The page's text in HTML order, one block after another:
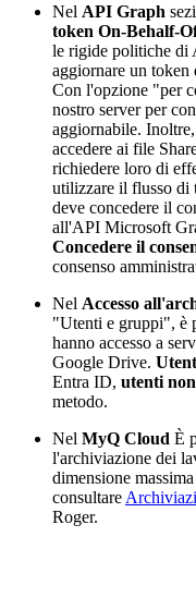
Nel API Graph
token On-Behalf-
le rigide politiche di
aggiornare un token
Con l'opzione "per
nostro server per
aggiornabile.
accedere ai file
richiedere loro di
utilizzare il flusso di
deve concedere il
all'API Microsoft
Concedere il
consenso
Nel Accesso
"Utenti e gruppi", è
hanno accesso a
Google Drive.
Entra ID, utenti
metodo.
Nel MyQ Cloud È
l'archiviazione dei
dimensione
consultare
Roger.